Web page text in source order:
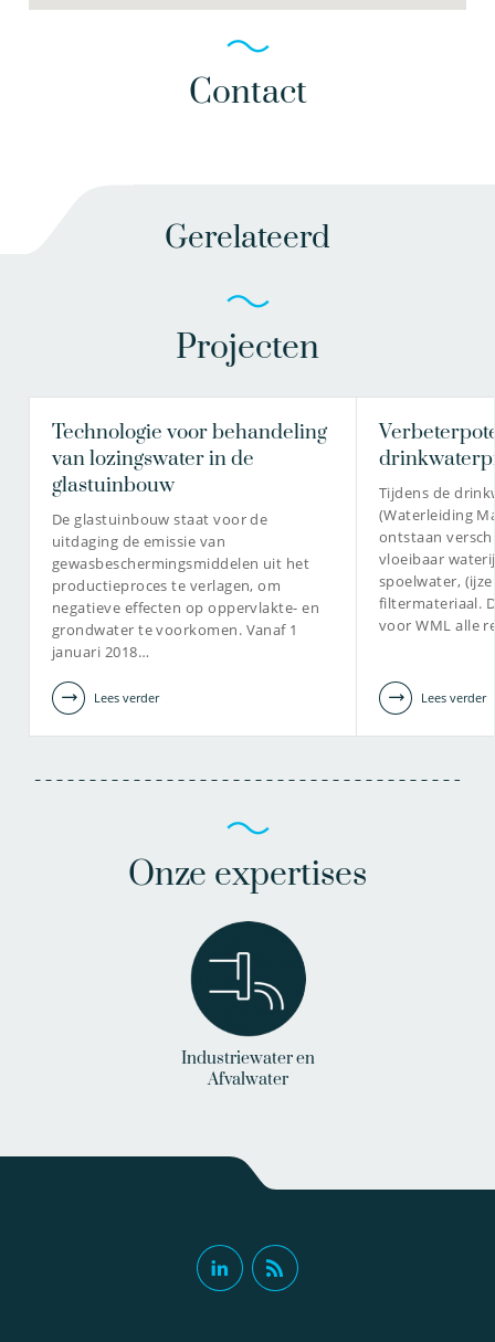
Contact
Gerelateerd
Projecten
Technologie voor behandeling
van lozingswater in de
glastuinbouw
De glastuinbouw staat voor de
uitdaging de emissie van
gewasbeschermingsmiddelen uit het
productieproces te verlagen, om
negatieve effecten op oppervlakte- en
grondwater te voorkomen. Vanaf 1
januari 2018…
Lees verder
Tijdens de
(Waterleiding
ontstaan
vloeibaar
spoelwater,
filtermateriaal.
voor WML alle
Lees verder
Onze expertises
Industriewater en
Afvalwater